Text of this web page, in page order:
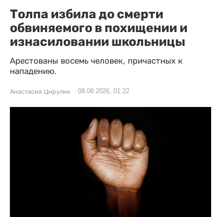
Толпа избила до смерти
обвиняемого в похищении и
изнасиловании школьницы
Арестованы восемь человек, причастных к
нападению.
Анастасия Цирулик 08.08.2026, 01:22